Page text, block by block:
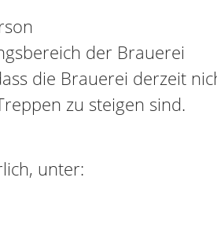
der Brauerei
die Brauerei derzeit
zu steigen sind.
unter: